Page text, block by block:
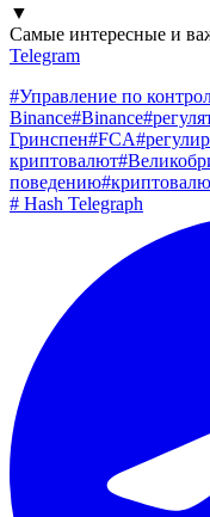
▼
Самые интересные и
Telegram
#Управление по
Binance#Binance#
Гринспен#FCA#
криптовалют#
поведению#
# Hash Telegraph